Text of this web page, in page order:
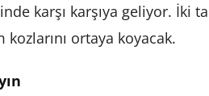
karşı karşıya geliyor. İki
kozlarını ortaya koyacak.